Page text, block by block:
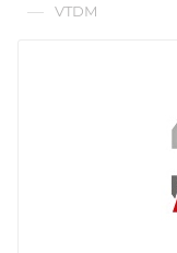
— VTDM